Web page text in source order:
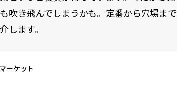
吹き飛んでしまうかも。定番から穴場ま
します。
ーケット